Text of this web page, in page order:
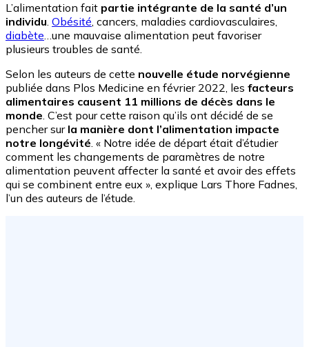
L’alimentation fait partie intégrante de la santé d’un
individu. Obésité, cancers, maladies cardiovasculaires,
diabète…une mauvaise alimentation peut favoriser
plusieurs troubles de santé.
Selon les auteurs de cette nouvelle étude norvégienne
publiée dans Plos Medicine en février 2022, les facteurs
alimentaires causent 11 millions de décès dans le
monde. C’est pour cette raison qu’ils ont décidé de se
pencher sur la manière dont l’alimentation impacte
notre longévité. « Notre idée de départ était d’étudier
comment les changements de paramètres de notre
alimentation peuvent affecter la santé et avoir des effets
qui se combinent entre eux », explique Lars Thore Fadnes,
l’un des auteurs de l’étude.